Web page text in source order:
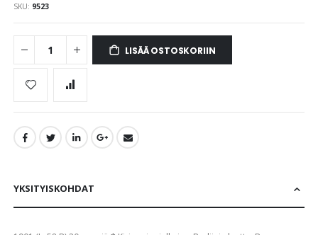
SKU 9523
LISÄÄ OSTOSKORIIN
YKSITYISKOHDAT